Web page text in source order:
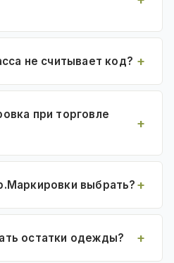
не считывает код?
при торговле
выбрать?
остатки одежды?